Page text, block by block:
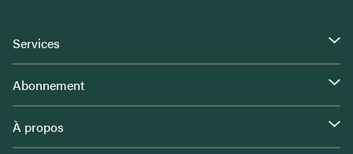
Services
Abonnement
À propos